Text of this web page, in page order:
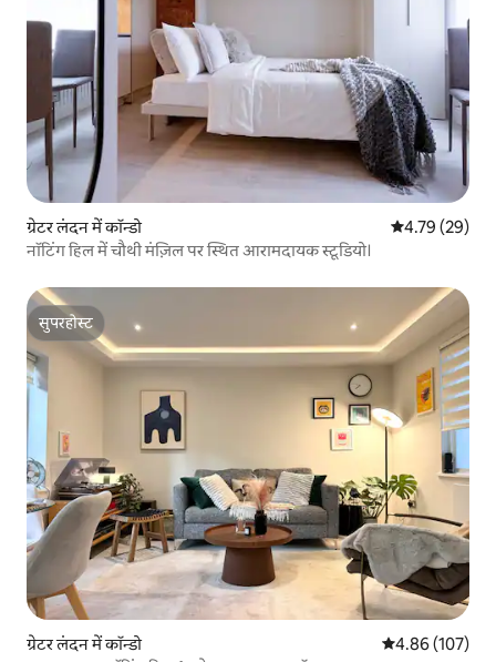
ग्रेटर लंदन में कॉन्डो औसत रेटिंग 5 में
4.79 (29)
नॉटिंग हिल में चौथी मंज़िल पर स्थित आरामदायक स्टूडियो।
सुपरहोस्ट
सुपरहोस्ट
ग्रेटर लंदन में कॉन्डो औसत रेटिंग 5 में से
4.86 (107)